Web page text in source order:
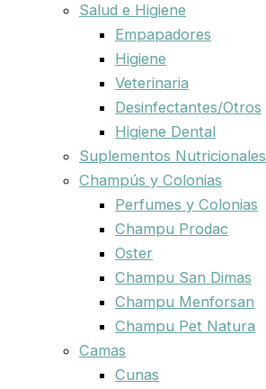
Salud e Higiene
Empapadores
Higiene
Veterinaria
Desinfectantes/Otros
Higiene Dental
Suplementos Nutricionales
Champús y Colonias
Perfumes y Colonias
Champu Prodac
Oster
Champu San Dimas
Champu Menforsan
Champu Pet Natura
Camas
Cunas